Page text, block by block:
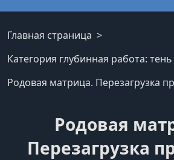
Главная страница
Категория глубинная работа:
Родовая матрица. Перезагрузка
Родовая
Перезагрузка